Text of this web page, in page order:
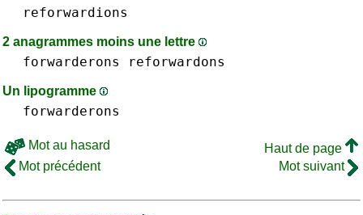
reforwardions
2 anagrammes moins une lettre
forwarderons reforwardons
Un lipogramme
forwarderons
Mot au hasard
Haut de page
Mot précédent
Mot suivant